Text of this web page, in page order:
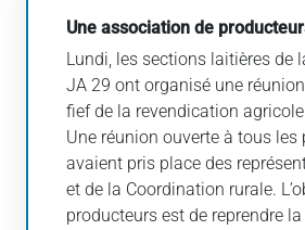
Une association de
Lundi, les sections laitières de
JA 29 ont organisé une
fief de la revendication
Une réunion ouverte à tous les
avaient pris place des
et de la Coordination rurale.
producteurs est de reprendre